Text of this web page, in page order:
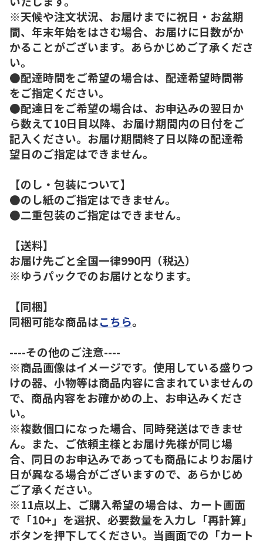
※天候や注文状況、お届けまでに祝日・お盆期
間、年末年始をはさむ場合、お届けに日数がか
かることがございます。あらかじめご了承くださ
い。
●配達時間をご希望の場合は、配達希望時間帯
をご指定ください。
●配達日をご希望の場合は、お申込みの翌日か
ら数えて10日目以降、お届け期間内の日付をご
記入ください。お届け期間終了日以降の配達希
望日のご指定はできません。
【のし・包装について】
●のし紙のご指定はできません。
●二重包装のご指定はできません。
【送料】
お届け先ごと全国一律990円（税込）
※ゆうパックでのお届けとなります。
【同梱】
同梱可能な商品はこちら。
----その他のご注意----
※商品画像はイメージです。使用している盛りつ
けの器、小物等は商品内容に含まれていませんの
で、商品内容をお確かめの上、お申込みくださ
い。
※複数個口になった場合、同時発送はできませ
ん。また、ご依頼主様とお届け先様が同じ場
合、同日のお申込みであっても商品によりお届け
日が異なる場合がございますので、あらかじめ
ご了承ください。
※11点以上、ご購入希望の場合は、カート画面
で「10+」を選択、必要数量を入力し「再計算」
ボタンを押下してください。当画面での「カート